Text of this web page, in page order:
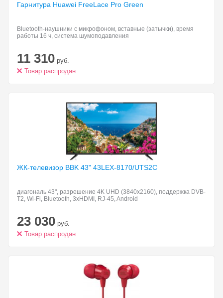
Гарнитура Huawei FreeLace Pro Green
Bluetooth-наушники с микрофоном, вставные (затычки), время
работы 16 ч, система шумоподавления
11 310 руб.
Товар распродан
ЖК-телевизор BBK 43" 43LEX-8170/UTS2C
диагональ 43", разрешение 4K UHD (3840x2160), поддержка DVB-
T2, Wi-Fi, Bluetooth, 3xHDMI, RJ-45, Android
23 030 руб.
Товар распродан